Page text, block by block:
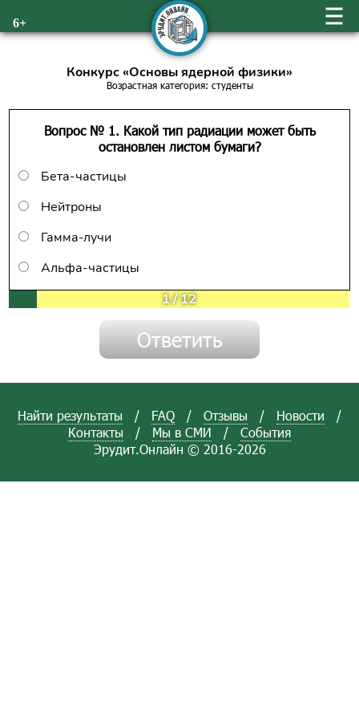
6+
Конкурс «Основы ядерной физики»
Возрастная категория: студенты
Вопрос № 1. Какой тип радиации может быть
остановлен листом бумаги?
Бета-частицы
Нейтроны
Гамма-лучи
Альфа-частицы
1/12
Найти результаты / FAQ / Отзывы / Новости
/
Контакты
/ Мы в СМИ /
События
Эрудит.Онлайн © 2016-2026